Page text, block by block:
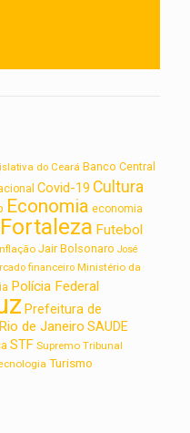
do Ceará Banco Central
Covid-19 Cultura
Economia economia
Fortaleza Futebol
Jair Bolsonaro José
financeiro Ministério da
Polícia Federal
Prefeitura de
Rio de Janeiro SAUDE
STF Supremo Tribunal
Turismo